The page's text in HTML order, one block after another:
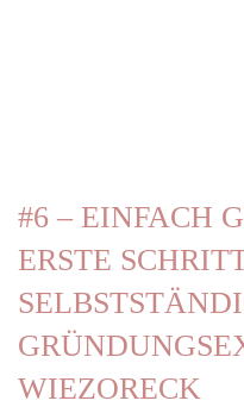
#6 – EINFACH
ERSTE
WIEZORECK